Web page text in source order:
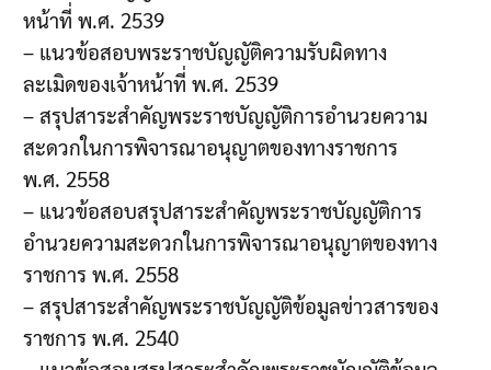
หน้าที่ พ.ศ. 2539
– แนวข้อสอบพระราชบัญญัติความรับผิดทาง
ละเมิดของเจ้าหน้าที่ พ.ศ. 2539
– สรุปสาระสำคัญพระราชบัญญัติการอำนวยความ
สะดวกในการพิจารณาอนุญาตของทางราชการ
พ.ศ. 2558
– แนวข้อสอบสรุปสาระสำคัญพระราชบัญญัติการ
อำนวยความสะดวกในการพิจารณาอนุญาตของทาง
ราชการ พ.ศ. 2558
– สรุปสาระสำคัญพระราชบัญญัติข้อมูลข่าวสารของ
ราชการ พ.ศ. 2540